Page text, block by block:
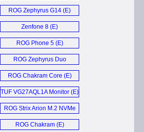
Laptop (E)
ROG Zephyrus G14 (E)
Zenfone 8 (E)
ROG Phone 5 (E)
ROG Zephyrus Duo
GX551 (E)
ROG Chakram Core (E)
TUF VG27AQL1A Monitor (E)
ROG Strix Arion M.2 NVMe
SSD Enclosure (E)
ROG Chakram (E)